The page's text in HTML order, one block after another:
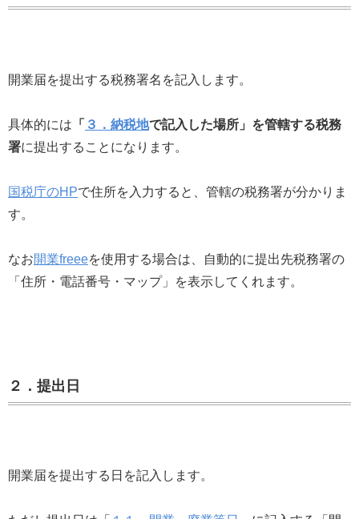
開業届を提出する税務署名を記入します。
具体的には 「 ３．納税地で記入した場所」を管轄する税務
署に提出することになります。
国税庁のHPで住所を入力すると、管轄の税務署が分かりま
す。
なお開業freeeを使用する場合は、自動的に提出先税務署の
「住所・電話番号・マップ」を表示してくれます。
２．提出日
開業届を提出する日を記入します。